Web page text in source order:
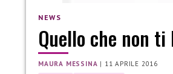
NEWS
Quello che non
MAURA MESSINA | 11 APRILE 2016